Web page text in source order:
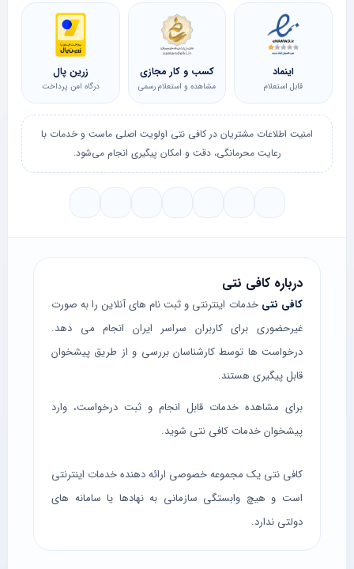
اینماد
قابل استعلام
کسب و کار مجازی
مشاهده و استعلام رسمی
زرین پال
درگاه امن پرداخت
امنیت اطلاعات مشتریان در کافی نتی اولویت اصلی ماست و خدمات با
رعایت محرمانگی، دقت و امکان پیگیری انجام می‌شود.
درباره کافی نتی
کافی نتی خدمات اینترنتی و ثبت نام های آنلاین را به صورت
غیرحضوری برای کاربران سراسر ایران انجام می دهد.
درخواست ها توسط کارشناسان بررسی و از طریق پیشخوان
قابل پیگیری هستند.
برای مشاهده خدمات قابل انجام و ثبت درخواست، وارد
پیشخوان خدمات کافی نتی شوید.
کافی نتی یک مجموعه خصوصی ارائه دهنده خدمات اینترنتی
است و هیچ وابستگی سازمانی به نهادها یا سامانه های
دولتی ندارد.